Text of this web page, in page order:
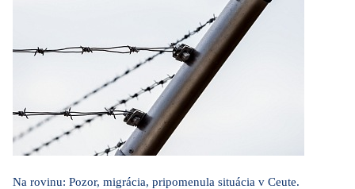
Na rovinu: Pozor, migrácia, pripomenula situácia v Ceute.